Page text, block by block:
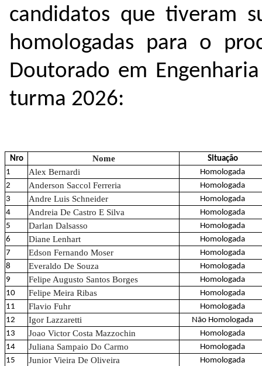
candidatos que tiveram
homologadas para o
Doutorado em
turma 2026:
Nro Nome
Situação
1
Alex Bernardi
Homologada
2
Anderson Saccol Ferreria
Homologada
3
Andre Luis Schneider
Homologada
4
Andreia De Castro E Silva
Homologada
5
Darlan Dalsasso
Homologada
6
Diane Lenhart
Homologada
7
Edson Fernando Moser
Homologada
8
Everaldo De Souza
Homologada
9
Felipe Augusto Santos Borges
Homologada
10
Felipe Meira Ribas
Homologada
11
Flavio Fuhr
Homologada
12
Igor Lazzaretti
Não Homologada
13
Joao Victor Costa Mazzochin
Homologada
14
Juliana Sampaio Do Carmo
Homologada
15
Junior Vieira De Oliveira
Homologada